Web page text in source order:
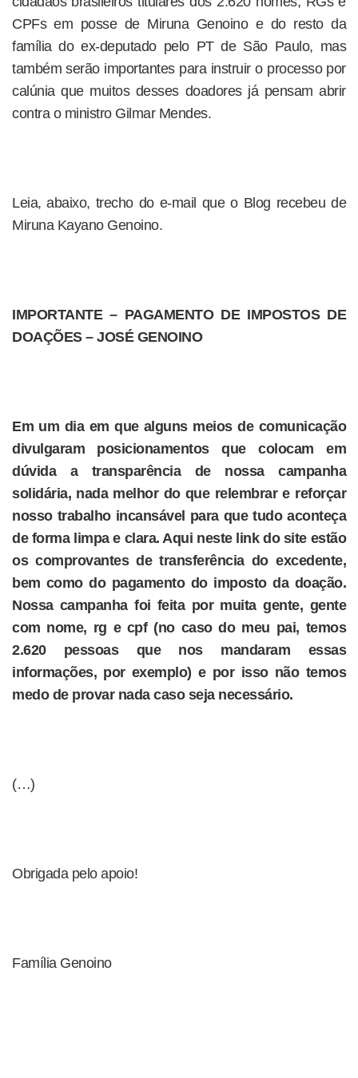
CPFs em posse de Miruna Genoino e do resto da
família do ex-deputado pelo PT de São Paulo, mas
também serão importantes para instruir o processo por
calúnia que muitos desses doadores já pensam abrir
contra o ministro Gilmar Mendes.
Leia, abaixo, trecho do e-mail que o Blog recebeu de
Miruna Kayano Genoino.
IMPORTANTE – PAGAMENTO DE IMPOSTOS DE
DOAÇÕES – JOSÉ GENOINO
Em um dia em que alguns meios de comunicação
divulgaram posicionamentos que colocam em
dúvida a transparência de nossa campanha
solidária, nada melhor do que relembrar e reforçar
nosso trabalho incansável para que tudo aconteça
de forma limpa e clara. Aqui neste link do site estão
os comprovantes de transferência do excedente,
bem como do pagamento do imposto da doação.
Nossa campanha foi feita por muita gente, gente
com nome, rg e cpf (no caso do meu pai, temos
2.620 pessoas que nos mandaram essas
informações, por exemplo) e por isso não temos
medo de provar nada caso seja necessário.
(…)
Obrigada pelo apoio!
Família Genoino